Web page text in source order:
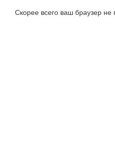
Скорее всего ваш браузер